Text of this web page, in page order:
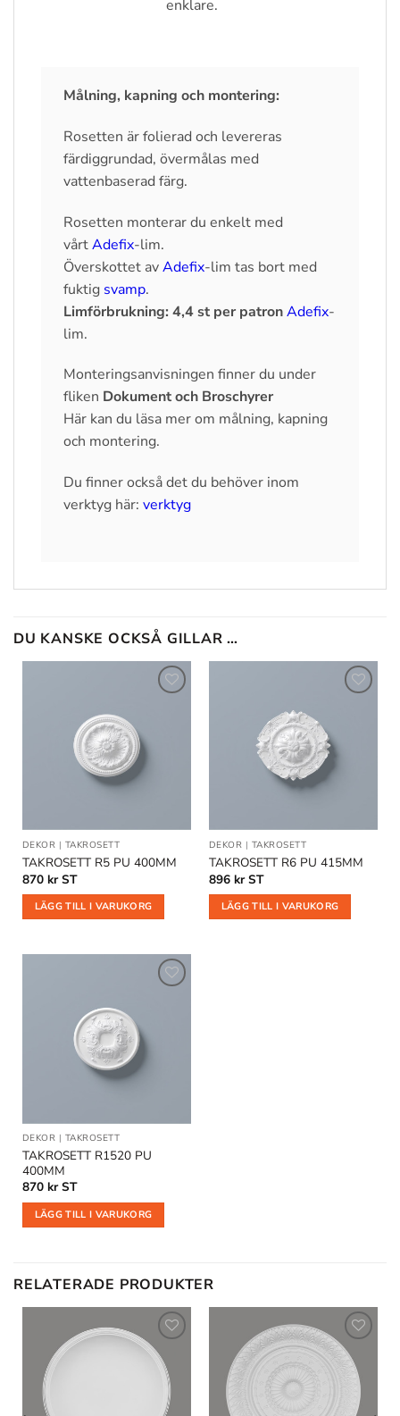
enklare.
Målning, kapning och montering:
Rosetten är folierad och levereras
färdiggrundad, övermålas med
vattenbaserad färg.
Rosetten monterar du enkelt med
vårtAdefix-lim.
Överskottet avAdefix-lim tas bort med
fuktig svamp.
Limförbrukning: 4,4 st per patronAdefix-
lim.
Monteringsanvisningen finner du under
fliken Dokument och Broschyrer
Här kan du läsa mer om målning, kapning
och montering.
Du finner också det du behöver inom
verktyg här: verktyg
DU KANSKE OCKSÅ GILLAR …
önskelistan
DEKOR | TAKROSETT
TAKROSETT R5 PU 400MM
870 kr ST
LÄGG TILL I VARUKORG
önskelistan
DEKOR | TAKROSETT
TAKROSETT R6 PU 415MM
896 kr ST
LÄGG TILL I VARUKORG
önskelistan
DEKOR | TAKROSETT
TAKROSETT R1520 PU
400MM
870 kr ST
LÄGG TILL I VARUKORG
RELATERADE PRODUKTER
Lägg till
önskelistan
Lägg till
önskelistan